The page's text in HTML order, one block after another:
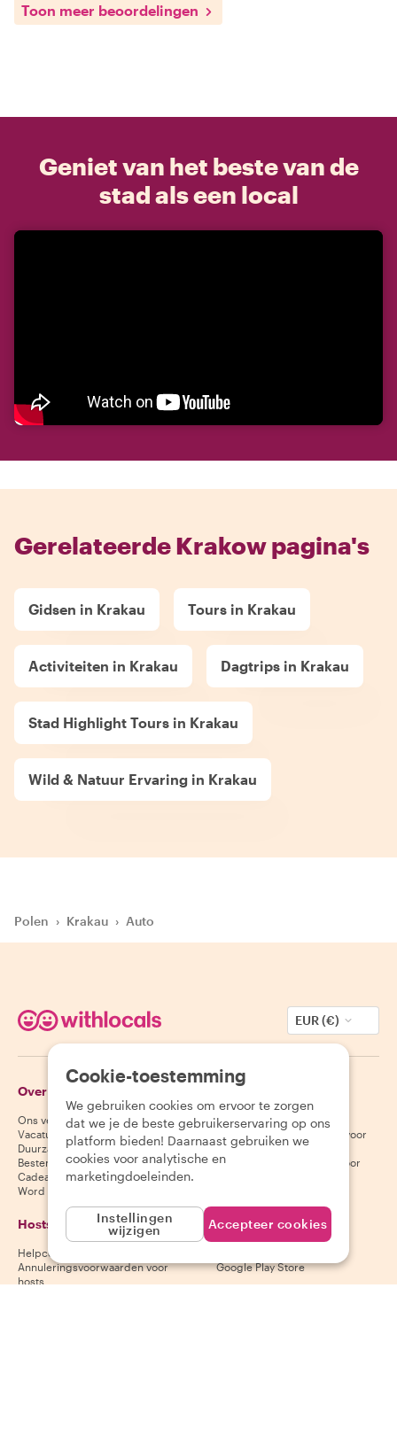
Toon meer beoordelingen
Geniet van het beste van de
stad als een local
Gerelateerde Krakow pagina's
Gidsen in Krakau Tours in Krakau
Activiteiten in Krakau Dagtrips in Krakau
Stad Highlight Tours in Krakau
Wild & Natuur Ervaring in Krakau
Polen › Krakau › Auto
EUR (€)
Over Withlocals
Ons verhaal
Vacatures
Duurzaamheid
Bestemmingen
Cadeaubonnen
Word partner
Gasten
Helpcentrum voor gasten
Annuleringsvoorwaarden voor
gasten
Algemene voorwaarden voor
Hosts
Helpcentrum voor hosts
Annuleringsvoorwaarden voor
hosts
Download onze app
Google Play Store
Cookie-toestemming
We gebruiken cookies om ervoor te zorgen
dat we je de beste gebruikerservaring op ons
platform bieden! Daarnaast gebruiken we
cookies voor analytische en
marketingdoeleinden.
Instellingen
wijzigen
Accepteer cookies